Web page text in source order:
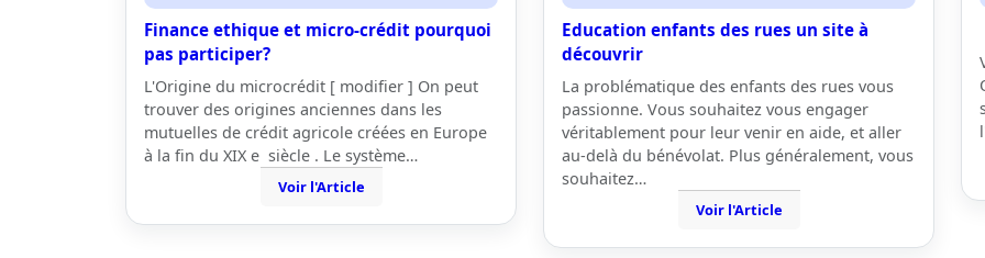
Finance ethique et micro-crédit pourquoi
pas participer?
L'Origine du microcrédit [ modifier ] On peut
trouver des origines anciennes dans les
mutuelles de crédit agricole créées en Europe
à la fin du XIX e siècle . Le système…
Voir l'Article
Education enfants des rues un site à
découvrir
La problématique des enfants des rues vous
passionne. Vous souhaitez vous engager
véritablement pour leur venir en aide, et aller
au-delà du bénévolat. Plus généralement, vous
souhaitez…
Voir l'Article